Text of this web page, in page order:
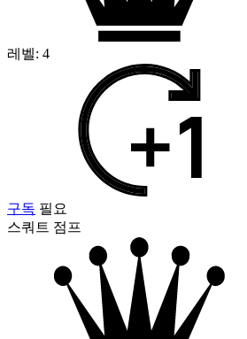
레벨: 4
구독 필요
스쿼트 점프